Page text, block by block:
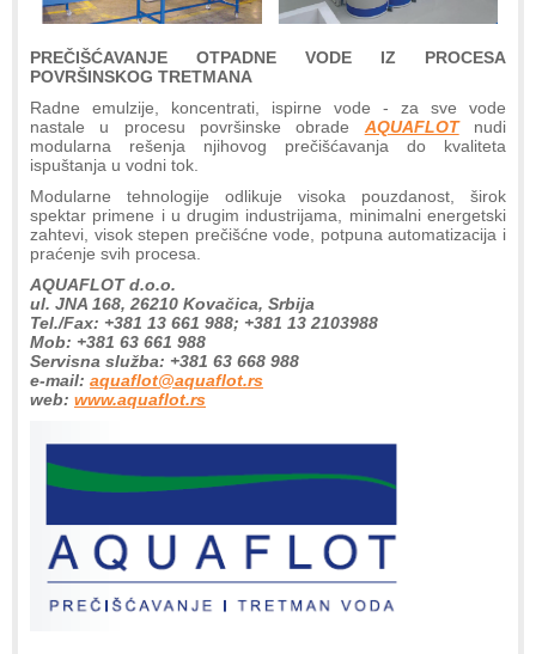
PREČIŠĆAVANJE OTPADNE VODE IZ PROCESA
POVRŠINSKOG TRETMANA
Radne emulzije, koncentrati, ispirne vode - za sve vode
nastale u procesu površinske obrade AQUAFLOTnudi
modularna rešenja njihovog prečišćavanja do kvaliteta
ispuštanja u vodni tok.
Modularne tehnologije odlikuje visoka pouzdanost, širok
spektar primene i u drugim industrijama, minimalni energetski
zahtevi, visok stepen prečišćne vode, potpuna automatizacija i
praćenje svih procesa.
AQUAFLOT d.o.o.
ul. JNA 168, 26210 Kovačica, Srbija
Tel./Fax: +381 13 661 988; +381 13 2103988
Mob: +381 63 661 988
Servisna služba: +381 63 668 988
e-mail: aquaflot@aquaflot.rs
web: www.aquaflot.rs